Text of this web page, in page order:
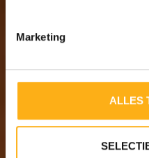
Marketing
ALLES